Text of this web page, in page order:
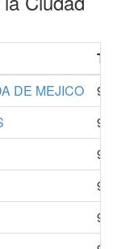
DE MEJICO